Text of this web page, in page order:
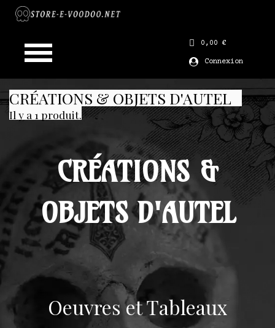
0,00 €
Connexion
CRÉATIONS & OBJETS D'AUTEL
Il y a 1 produit.
CRÉATIONS &
OBJETS D'AUTEL
Oeuvres et Tableaux